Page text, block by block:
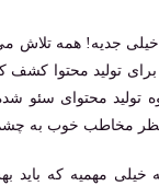
جدیه! همه تلاش
تولید محتوا کشف
تولید محتوای سئو
مخاطب خوب به چشم
خیلی مهمیه که باید